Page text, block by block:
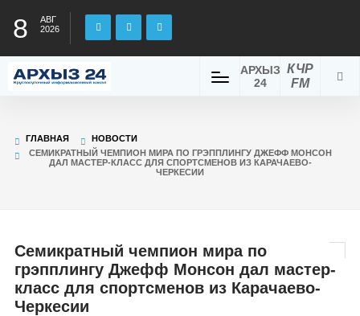
8
АВГ
2026
КЧР
FM
АРХЫЗ
24
ГЛАВНАЯ
НОВОСТИ
СЕМИКРАТНЫЙ ЧЕМПИОН МИРА ПО ГРЭППЛИНГУ ДЖЕФФ МОНСОН
ДАЛ МАСТЕР-КЛАСС ДЛЯ СПОРТСМЕНОВ ИЗ КАРАЧАЕВО-
ЧЕРКЕСИИ
Семикратный чемпион мира по
грэпплингу Джефф Монсон дал мастер-
класс для спортсменов из Карачаево-
Черкесии